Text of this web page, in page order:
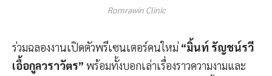
Romrawin Clinic
ร่วมฉลองงานเปิดตัวพรีเซนเตอร์คนใหม่ “มิ้นท์ รัญชน์รวี
เอื้อกูลวราวัตร” พร้อมทั้งบอกเล่าเรื่องราวความงามและ